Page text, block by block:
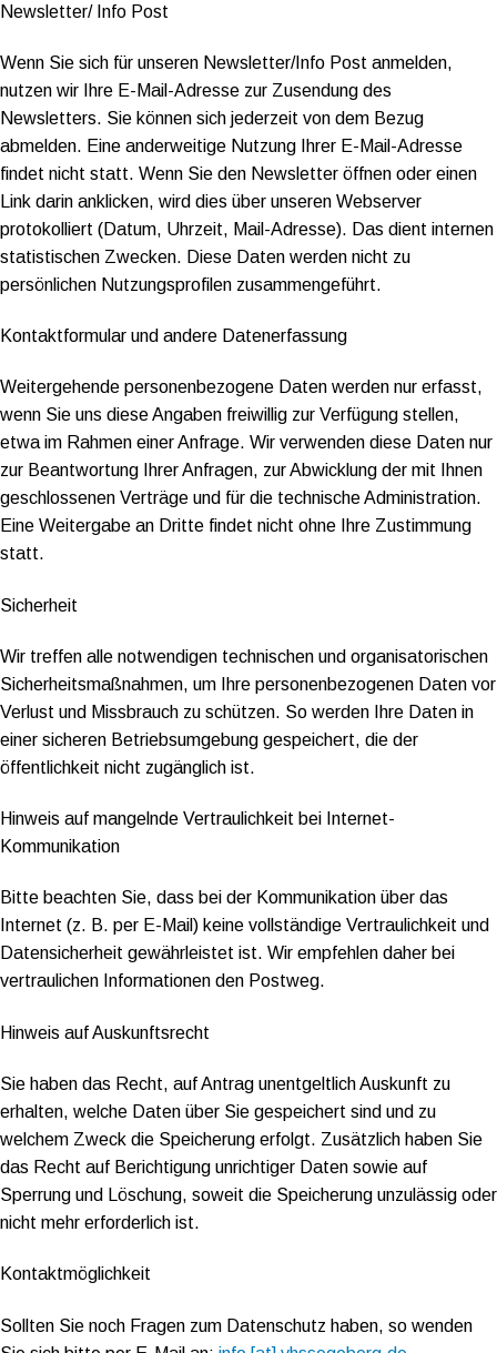
Newsletter/ Info Post
Wenn Sie sich für unseren Newsletter/Info Post anmelden,
nutzen wir Ihre E-Mail-Adresse zur Zusendung des
Newsletters. Sie können sich jederzeit von dem Bezug
abmelden. Eine anderweitige Nutzung Ihrer E-Mail-Adresse
findet nicht statt. Wenn Sie den Newsletter öffnen oder einen
Link darin anklicken, wird dies über unseren Webserver
protokolliert (Datum, Uhrzeit, Mail-Adresse). Das dient internen
statistischen Zwecken. Diese Daten werden nicht zu
persönlichen Nutzungsprofilen zusammengeführt.
Kontaktformular und andere Datenerfassung
Weitergehende personenbezogene Daten werden nur erfasst,
wenn Sie uns diese Angaben freiwillig zur Verfügung stellen,
etwa im Rahmen einer Anfrage. Wir verwenden diese Daten nur
zur Beantwortung Ihrer Anfragen, zur Abwicklung der mit Ihnen
geschlossenen Verträge und für die technische Administration.
Eine Weitergabe an Dritte findet nicht ohne Ihre Zustimmung
statt.
Sicherheit
Wir treffen alle notwendigen technischen und organisatorischen
Sicherheitsmaßnahmen, um Ihre personenbezogenen Daten vor
Verlust und Missbrauch zu schützen. So werden Ihre Daten in
einer sicheren Betriebsumgebung gespeichert, die der
öffentlichkeit nicht zugänglich ist.
Hinweis auf mangelnde Vertraulichkeit bei Internet-
Kommunikation
Bitte beachten Sie, dass bei der Kommunikation über das
Internet (z. B. per E-Mail) keine vollständige Vertraulichkeit und
Datensicherheit gewährleistet ist. Wir empfehlen daher bei
vertraulichen Informationen den Postweg.
Hinweis auf Auskunftsrecht
Sie haben das Recht, auf Antrag unentgeltlich Auskunft zu
erhalten, welche Daten über Sie gespeichert sind und zu
welchem Zweck die Speicherung erfolgt. Zusätzlich haben Sie
das Recht auf Berichtigung unrichtiger Daten sowie auf
Sperrung und Löschung, soweit die Speicherung unzulässig oder
nicht mehr erforderlich ist.
Kontaktmöglichkeit
Sollten Sie noch Fragen zum Datenschutz haben, so wenden